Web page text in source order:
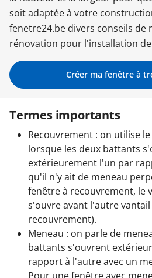
Protections solaires
Garages & Carports
Clôtures et portails
M'identifier
Conseils gratuits
soit adaptée à votre
fenetre24.be divers conseils de
rénovation pour l'installation
Créer ma fenêtre à
Termes importants
Recouvrement : on utilise
lorsque les deux battants
extérieurement l'un par
qu'il n'y ait de meneau
fenêtre à recouvrement, le
s'ouvre avant l'autre
recouvrement).
Meneau : on parle de
battants s'ouvrent
rapport à l'autre avec un